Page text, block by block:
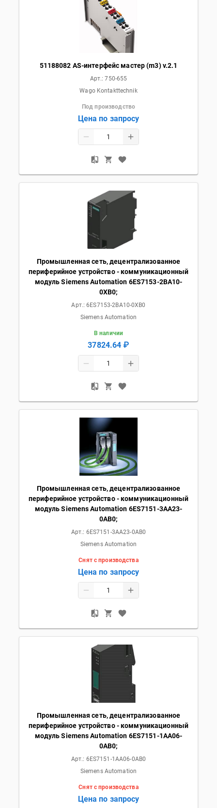
51188082 AS-интерфейс мастер (m3) v.2.1
Арт.:750-655
Wago Kontakttechnik
Под производство
Цена по запросу
Промышленная сеть, децентрализованное
периферийное устройство - коммуникационный
модуль Siemens Automation 6ES7153-2BA10-
0XB0;
Арт.:6ES7153-2BA10-0XB0
Siemens Automation
В наличии
37824.64 ₽
Промышленная сеть, децентрализованное
периферийное устройство - коммуникационный
модуль Siemens Automation 6ES7151-3AA23-
0AB0;
Арт.: 6ES7151-3AA23-0AB0
Siemens Automation
Снят с производства
Цена по запросу
Промышленная сеть, децентрализованное
периферийное устройство - коммуникационный
модуль Siemens Automation 6ES7151-1AA06-
0AB0;
Арт.: 6ES7151-1AA06-0AB0
Siemens Automation
Снят с производства
Цена по запросу